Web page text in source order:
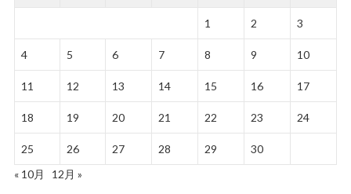
1 2 3
4 5 6 7 8 9 10
11 12 13 14 15 16 17
18 19 20 21 22 23 24
25 26 27 28 29
30
« 10月
12月 »